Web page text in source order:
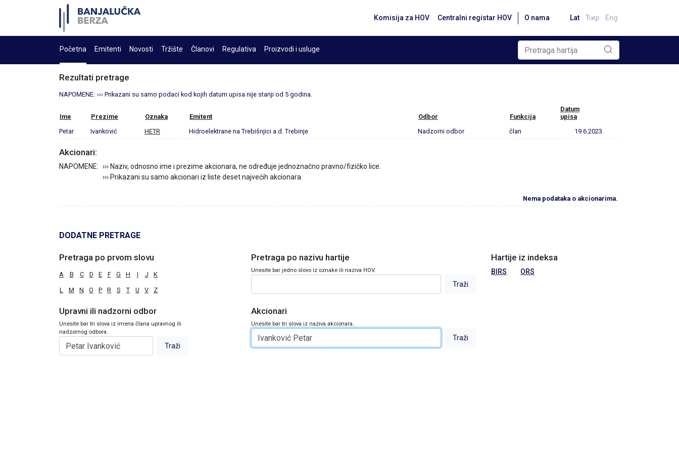
Komisija za HOV Centralni registar HOV O nama Lat Ћир Eng
Početna Emitenti Novosti Tržište Članovi Regulativa Proizvodi i usluge
Rezultati pretrage
NAPOMENE: ››› Prikazani su samo podaci kod kojih datum upisa nije stariji od 5 godina.
Ime Prezime Oznaka Emitent Odbor Funkcija
Datum
upisa
Petar
Ivanković HETR Hidroelektrane na Trebišnjici a.d. Trebinje Nadzorni odbor član 19.6.2023.
Akcionari:
NAPOMENE: ››› Naziv, odnosno ime i prezime akcionara, ne određuje jednoznačno pravno/fizičko lice.
››› Prikazani su samo akcionari iz liste deset najvećih akcionara.
Nema podataka o akcionarima.
DODATNE PRETRAGE
Pretraga po prvom slovu
A B C D E F G H I J K
L M N O P R S T U V Z
Pretraga po nazivu hartije
Unesite bar jedno slovo iz oznake ili naziva HOV.
Hartije iz indeksa
BIRS ORS
Upravni ili nadzorni odbor
Unesite bar tri slova iz imena člana upravnog ili
nadzornog odbora.
Akcionari
Unesite bar tri slova iz naziva akcionara.